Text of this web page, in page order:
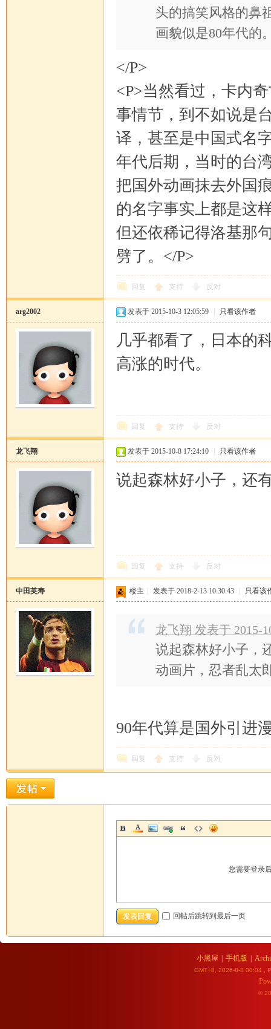
头的搞笑风格的鼻
画貌似是80年代的
</P>
<P>当然看过，卡内
事情节，到不如说是
译，甚至是中国式名
年代后期，当时的台
把国外动画抹去外国
的名字事实上都是这
但还依稀记得洛基那
劈了。</P>
回复 支持 反对
arg2002 发表于 2015-10-3 12:05:59 只看该作者
几乎都看了，日本的
高涨的时代。
回复 支持 反对
龙飞翔 发表于 2015-10-8 17:24:10 只看该作者
说起森林好小子，还
回复 支持 反对
中田英寿 楼主 发表于 2018-2-13 10:30:43 只看该
龙飞翔 发表于 2015-
说起森林好小子，
动画片，忍者乱太
90年代算是国外引进
回复 支持 反对
您需要登录
发表回复 回帖后跳转到最后一页
小黑屋 手机版
GMT+8, 2026-8-8 00:04 ,
©